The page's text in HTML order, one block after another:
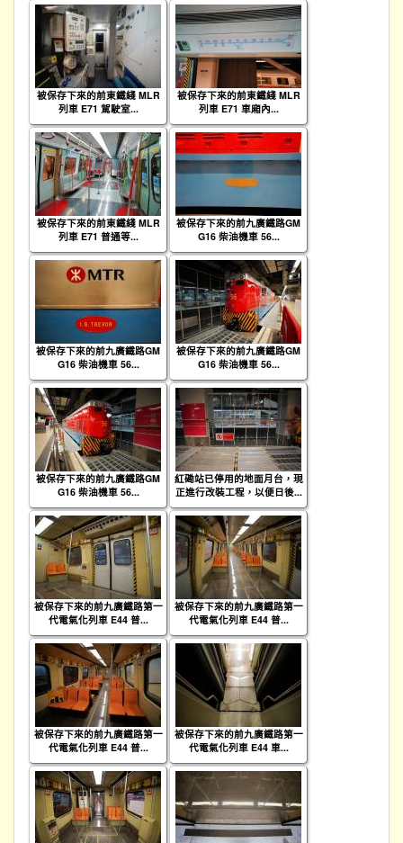
被保存下來的前東鐵綫 MLR
列車 E71 駕駛室...
被保存下來的前東鐵綫 MLR
列車 E71 車廂內...
被保存下來的前東鐵綫 MLR
列車 E71 普通等...
被保存下來的前九廣鐵路GM
G16 柴油機車 56...
被保存下來的前九廣鐵路GM
G16 柴油機車 56...
被保存下來的前九廣鐵路GM
G16 柴油機車 56...
被保存下來的前九廣鐵路GM
G16 柴油機車 56...
紅磡站已停用的地面月台，現
正進行改裝工程，以便日後...
被保存下來的前九廣鐵路第一
代電氣化列車 E44 普...
被保存下來的前九廣鐵路第一
代電氣化列車 E44 普...
被保存下來的前九廣鐵路第一
代電氣化列車 E44 普...
被保存下來的前九廣鐵路第一
代電氣化列車 E44 車...